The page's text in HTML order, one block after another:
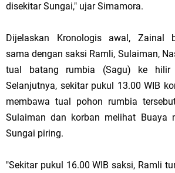
disekitar Sungai," ujar Simamora.
Dijelaskan Kronologis awal, Zainal
sama dengan saksi Ramli, Sulaiman,
tual batang rumbia (Sagu) ke hilir
Selanjutnya, sekitar pukul 13.00 WIB
membawa tual pohon rumbia
Sulaiman dan korban melihat Buaya
Sungai piring.
"Sekitar pukul 16.00 WIB saksi, Ramli